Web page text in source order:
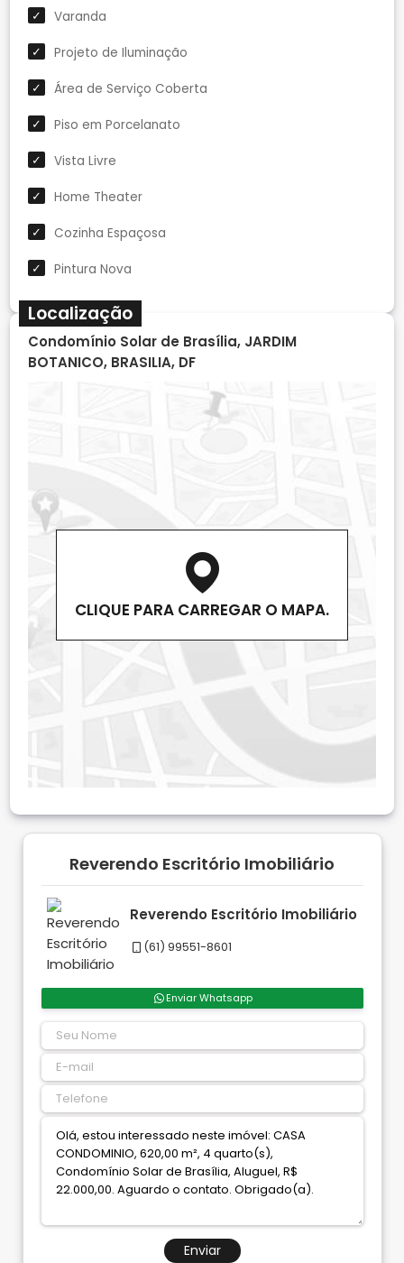
Varanda
Projeto de Iluminação
Área de Serviço Coberta
Piso em Porcelanato
Vista Livre
Home Theater
Cozinha Espaçosa
Pintura Nova
Localização
Condomínio Solar de Brasília, JARDIM
BOTANICO, BRASILIA, DF
CLIQUE PARA CARREGAR O MAPA.
Reverendo Escritório Imobiliário
Reverendo Escritório Imobiliário
(61) 99551-8601
Enviar Whatsapp
Enviar